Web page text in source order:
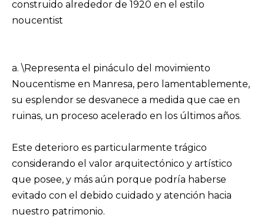
construido alrededor de 1920 en el estilo
noucentist
a. \Representa el pináculo del movimiento
Noucentisme en Manresa, pero lamentablemente,
su esplendor se desvanece a medida que cae en
ruinas, un proceso acelerado en los últimos años.
Este deterioro es particularmente trágico
considerando el valor arquitectónico y artístico
que posee, y más aún porque podría haberse
evitado con el debido cuidado y atención hacia
nuestro patrimonio.